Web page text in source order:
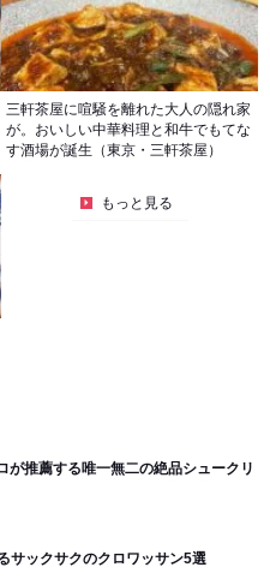
三軒茶屋に喧騒を離れた大人の隠れ家
が。おいしい中華料理と和牛でもてな
す酒場が誕生（東京・三軒茶屋）
もっと見る
が推薦する唯一無二の絶品シュークリ
サックサクのクロワッサン5選